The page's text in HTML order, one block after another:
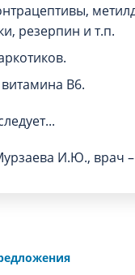
резерпин и т.п.
В6.
И.Ю., врач